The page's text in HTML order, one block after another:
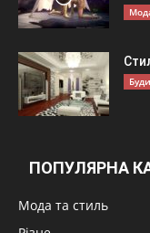
ПОПУЛЯРНА
Мода та стиль